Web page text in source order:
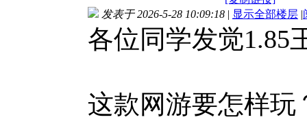
发表于 2026-5-28 10:09:18 | 显示全部楼层 |
各位同学发觉1.85
这款网游要怎样玩